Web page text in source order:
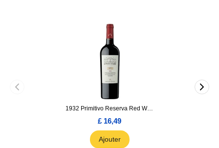
1932 Primitivo Reserva Red Wine 75cl
£ 16,49
Ajouter